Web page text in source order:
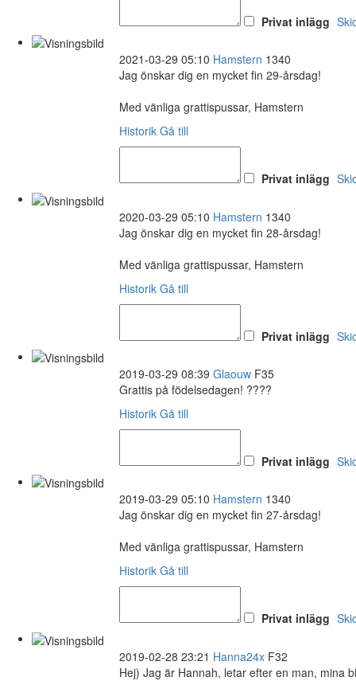
Privat inlägg
2021-03-29 05:10 Hamstern 1340
Jag önskar dig en mycket fin 29-årsdag!
Med vänliga grattispussar, Hamstern
Historik Gå till
Privat inlägg
2020-03-29 05:10 Hamstern 1340
Jag önskar dig en mycket fin 28-årsdag!
Med vänliga grattispussar, Hamstern
Historik Gå till
Privat inlägg
2019-03-29 08:39 Glaouw F35
Grattis på födelsedagen! ????
Historik Gå till
Privat inlägg
2019-03-29 05:10 Hamstern 1340
Jag önskar dig en mycket fin 27-årsdag!
Med vänliga grattispussar, Hamstern
Historik Gå till
Privat inlägg
2019-02-28 23:21 Hanna24x F32
Hej) Jag är Hannah, letar efter en man, mina